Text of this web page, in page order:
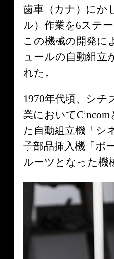
歯車（カナ）にか
ル）作業を6ステ
この機械の開発に
ュールの自動組立
れた。
1970年代頃、シチ
業において
た自動組立機「シ
子部品挿入機「ボ
ルーツとなった機